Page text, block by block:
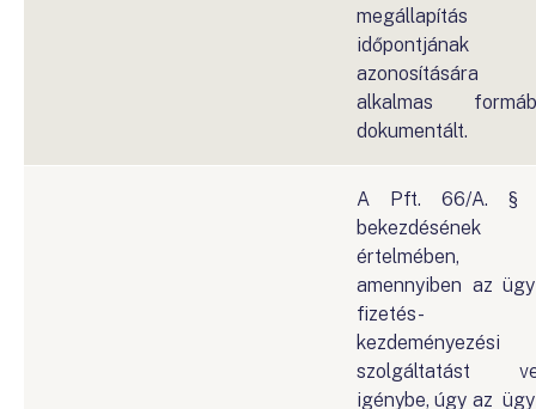
megállapítás
időpontjának
azonosítására
alkalmas
dokumentált.
A Pft. 66/A. §
bekezdésének
értelmében,
amennyiben az
fizetés-
kezdeményezési
szolgáltatást
igénybe, úgy az